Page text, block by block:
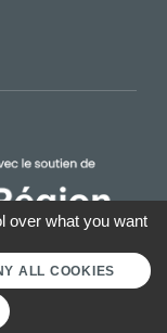
over what you want
ALL COOKIES